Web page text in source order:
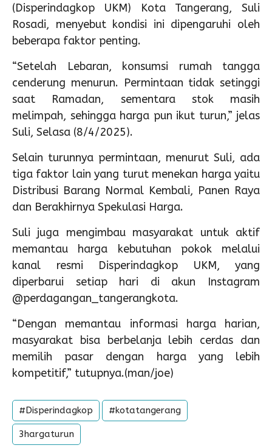
(Disperindagkop UKM) Kota Tangerang, Suli
Rosadi, menyebut kondisi ini dipengaruhi oleh
beberapa faktor penting.
“Setelah Lebaran, konsumsi rumah tangga
cenderung menurun. Permintaan tidak setinggi
saat Ramadan, sementara stok masih
melimpah, sehingga harga pun ikut turun,” jelas
Suli, Selasa (8/4/2025).
Selain turunnya permintaan, menurut Suli, ada
tiga faktor lain yang turut menekan harga yaitu
Distribusi Barang Normal Kembali, Panen Raya
dan Berakhirnya Spekulasi Harga.
Suli juga mengimbau masyarakat untuk aktif
memantau harga kebutuhan pokok melalui
kanal resmi Disperindagkop UKM, yang
diperbarui setiap hari di akun Instagram
@perdagangan_tangerangkota.
“Dengan memantau informasi harga harian,
masyarakat bisa berbelanja lebih cerdas dan
memilih pasar dengan harga yang lebih
kompetitif,” tutupnya.(man/joe)
#Disperindagkop #kotatangerang
3hargaturun